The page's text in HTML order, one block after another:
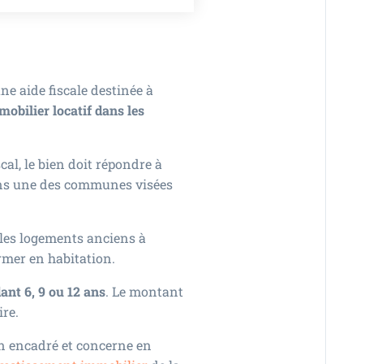
aide fiscale destinée à
locatif dans les
le bien doit répondre à
une des communes visées
logements anciens à
en habitation.
6, 9 ou 12 ans. Le montant
encadré et concerne en